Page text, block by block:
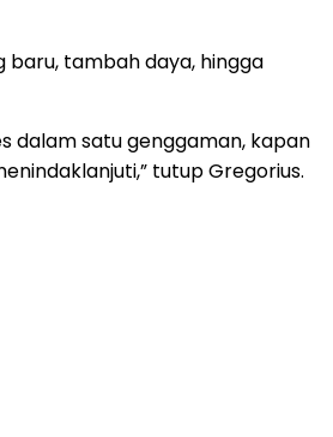
baru, tambah daya, hingga
dalam satu genggaman, kapan
tutup Gregorius.